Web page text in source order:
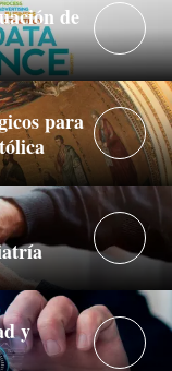
de
para
y